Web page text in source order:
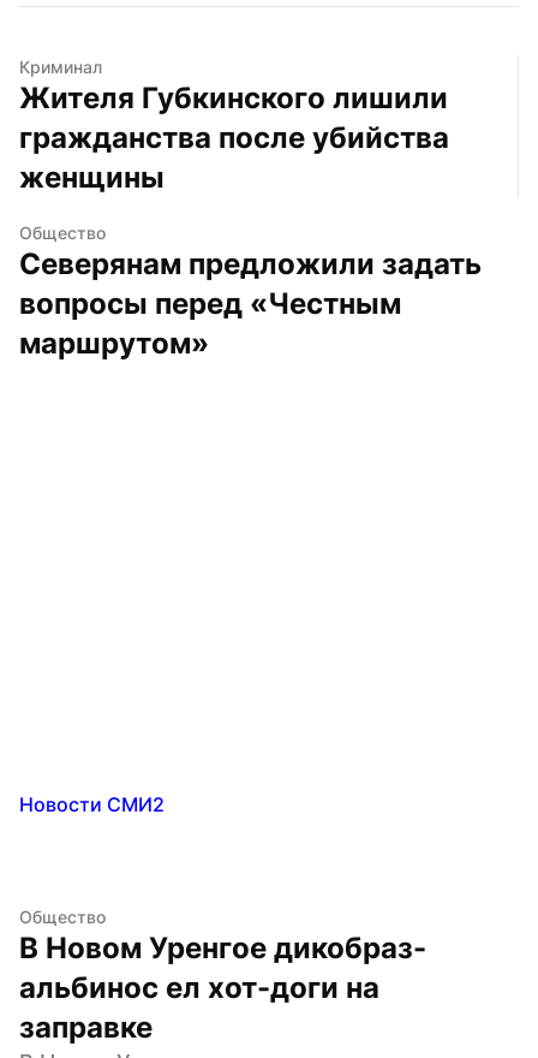
Криминал
Жителя Губкинского лишили
гражданства после убийства
женщины
Общество
Северянам предложили задать
вопросы перед «Честным
маршрутом»
Новости СМИ2
Общество
В Новом Уренгое дикобраз-
альбинос ел хот-доги на
заправке